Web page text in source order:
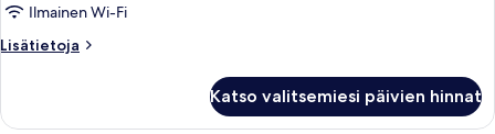
Ilmainen Wi-Fi
Lisätietoja
Lisätietoja
makuuhuonetta
Katso valitsemiesi päivien hinnat